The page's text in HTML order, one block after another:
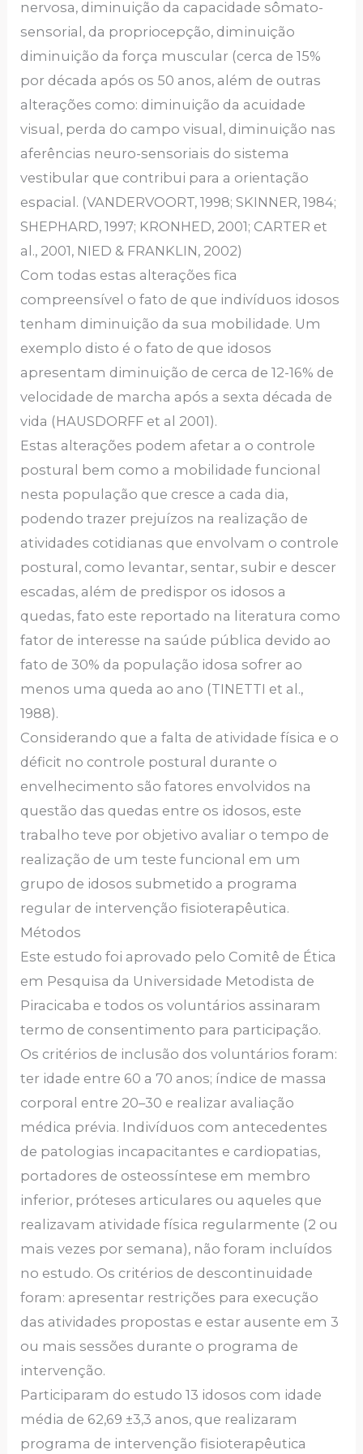
nervosa, diminuição da capacidade sômato-
sensorial, da propriocepção, diminuição
diminuição da força muscular (cerca de 15%
por década após os 50 anos, além de outras
alterações como: diminuição da acuidade
visual, perda do campo visual, diminuição nas
aferências neuro-sensoriais do sistema
vestibular que contribui para a orientação
espacial. (VANDERVOORT, 1998; SKINNER, 1984;
SHEPHARD, 1997; KRONHED, 2001; CARTER et
al., 2001, NIED & FRANKLIN, 2002)
Com todas estas alterações fica
compreensível o fato de que indivíduos idosos
tenham diminuição da sua mobilidade. Um
exemplo disto é o fato de que idosos
apresentam diminuição de cerca de 12-16% de
velocidade de marcha após a sexta década de
vida (HAUSDORFF et al 2001).
Estas alterações podem afetar a o controle
postural bem como a mobilidade funcional
nesta população que cresce a cada dia,
podendo trazer prejuízos na realização de
atividades cotidianas que envolvam o controle
postural, como levantar, sentar, subir e descer
escadas, além de predispor os idosos a
quedas, fato este reportado na literatura como
fator de interesse na saúde pública devido ao
fato de 30% da população idosa sofrer ao
menos uma queda ao ano (TINETTI et al.,
1988).
Considerando que a falta de atividade física e o
déficit no controle postural durante o
envelhecimento são fatores envolvidos na
questão das quedas entre os idosos, este
trabalho teve por objetivo avaliar o tempo de
realização de um teste funcional em um
grupo de idosos submetido a programa
regular de intervenção fisioterapêutica.
Métodos
Este estudo foi aprovado pelo Comitê de Ética
em Pesquisa da Universidade Metodista de
Piracicaba e todos os voluntários assinaram
termo de consentimento para participação.
Os critérios de inclusão dos voluntários foram:
ter idade entre 60 a 70 anos; índice de massa
corporal entre 20–30 e realizar avaliação
médica prévia. Indivíduos com antecedentes
de patologias incapacitantes e cardiopatias,
portadores de osteossíntese em membro
inferior, próteses articulares ou aqueles que
realizavam atividade física regularmente (2 ou
mais vezes por semana), não foram incluídos
no estudo. Os critérios de descontinuidade
foram: apresentar restrições para execução
das atividades propostas e estar ausente em 3
ou mais sessões durante o programa de
intervenção.
Participaram do estudo 13 idosos com idade
média de 62,69 ±3,3 anos, que realizaram
programa de intervenção fisioterapêutica